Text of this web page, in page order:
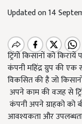
Updated on 14
ट्रिंगो किसानों को
कंपनी महिंद्र ग्रुप की एक
विकसित की है जो
अपने काम की वजह से
कंपनी अपने ग्राहको को
आवश्यकता और